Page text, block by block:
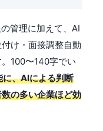
管理に加えて、AI
け・面接調整自動
100〜140字でい
、AIによる判断
の多い企業ほど効